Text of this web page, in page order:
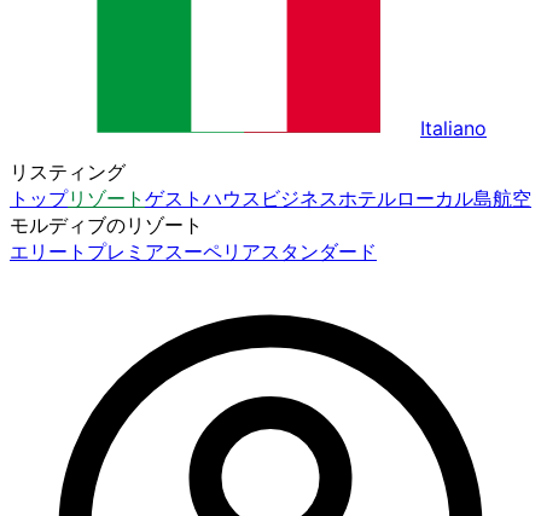
Italiano
リスティング
トップリゾート ゲストハウス ビジネスホテルローカル島航空
モルディブのリゾート
エリート プレミアスーペリアスタンダード